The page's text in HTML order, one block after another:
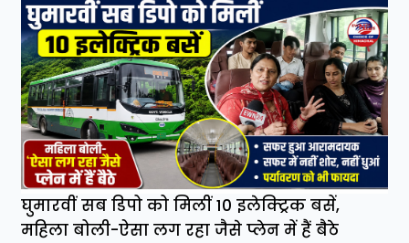
घुमारवीं सब डिपो को मिलीं 10 इलेक्ट्रिक बसें,
महिला बोली-ऐसा लग रहा जैसे प्लेन में हैं बैठे